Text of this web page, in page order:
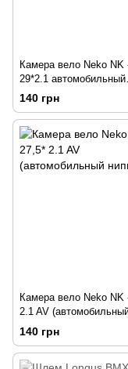
Камера вело Neko NK
29*2.1 автомобильный
ниппель (12387~01)
140 грн
Камера вело Neko NK
2.1 AV
ниппель)
140 грн